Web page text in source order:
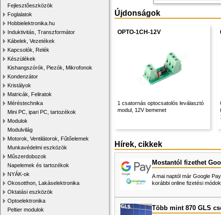
Fejlesztőeszközök
Foglalatok
Hobbielektronika.hu
Induktivitás, Transzformátor
Kábelek, Vezetékek
Kapcsolók, Relék
Készülékek
Kishangszórók, Piezók, Mikrofonok
Kondenzátor
Kristályok
Matricák, Feliratok
Méréstechnika
Mini PC, ipari PC, tartozékok
Modulok
Modulvilág
Motorok, Ventilátorok, Fűtőelemek
Munkavédelmi eszközök
Műszerdobozok
Napelemek és tartozékok
NYÁK-ok
Okosotthon, Lakáselektronika
Oktatási eszközök
Optoelektronika
Peltier modulok
Újdonságok
OPTO-1CH-12V
1 csatornás optocsatolós leválasztó
modul, 12V bemenet
Hírek, cikkek
Mostantól fizethet
A mai naptól már Google
korábbi online fizetési
Több mint 870 GLS